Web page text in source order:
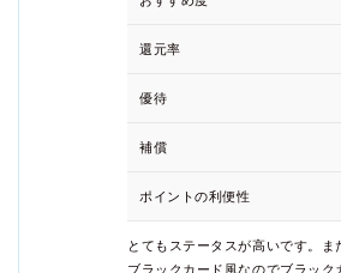
還元率
優待
補償
ポイントの利便性
とてもステータスが高いです。
ブラックカード風なのでブラッ